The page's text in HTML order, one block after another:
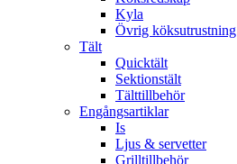
Kyla
Övrig köksutrustning
Tält
Quicktält
Sektionstält
Tälttillbehör
Engångsartiklar
Is
Ljus & servetter
Grilltillbehör